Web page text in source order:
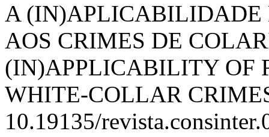
A (IN)APLICABILIDADE
AOS CRIMES DE
(IN)APPLICABILITY OF
WHITE-COLLAR
10.19135/